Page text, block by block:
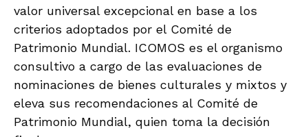
valor universal excepcional en base a los
criterios adoptados por el Comité de
Patrimonio Mundial. ICOMOS es el organismo
consultivo a cargo de las evaluaciones de
nominaciones de bienes culturales y mixtos y
eleva sus recomendaciones al Comité de
Patrimonio Mundial, quien toma la decisión